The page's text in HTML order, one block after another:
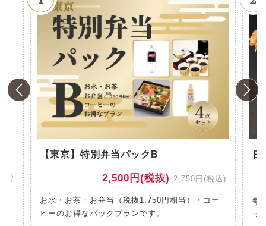
込)
【東京】特別弁当パックB
2,500円(税抜) 2,750円(税込)
お水・お茶・お弁当（税抜1,750円相当）・コー
ヒーのお得なパックプランです。
毎
っ